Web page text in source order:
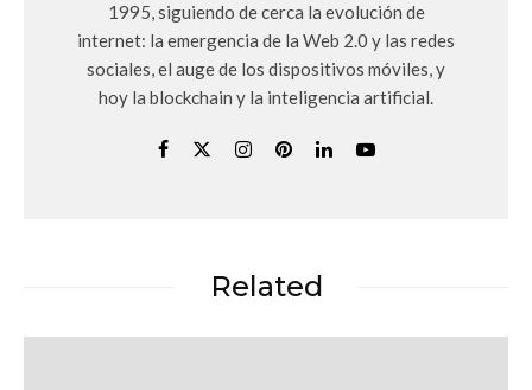
1995, siguiendo de cerca la evolución de
internet: la emergencia de la Web 2.0 y las redes
sociales, el auge de los dispositivos móviles, y
hoy la blockchain y la inteligencia artificial.
Related